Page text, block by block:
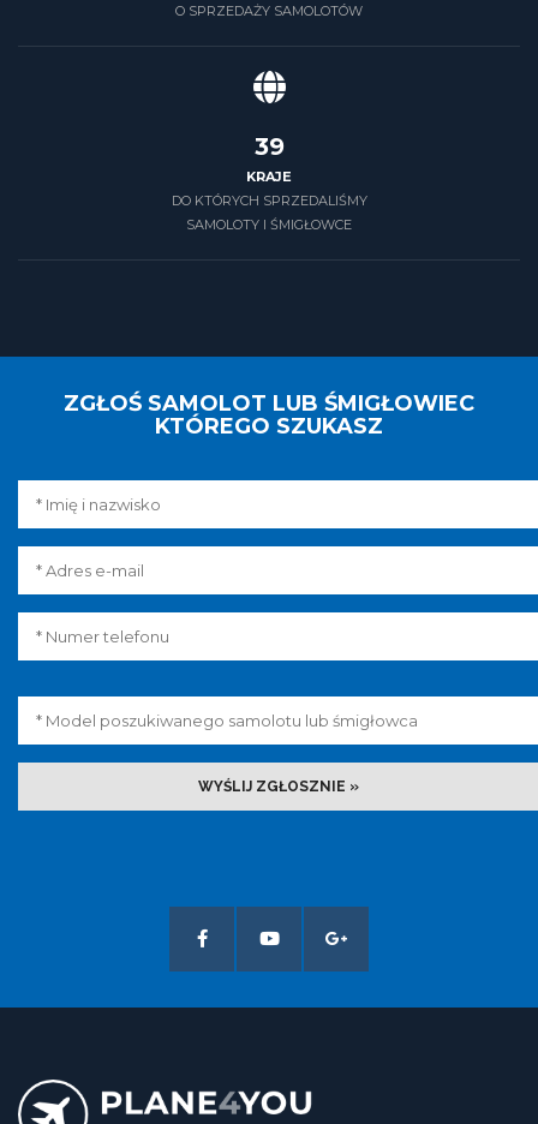
O SPRZEDAŻY SAMOLOTÓW
39
KRAJE
DO KTÓRYCH SPRZEDALIŚMY
SAMOLOTY I ŚMIGŁOWCE
ZGŁOŚ SAMOLOT LUB ŚMIGŁOWIEC
KTÓREGO SZUKASZ
WYŚLIJ ZGŁOSZNIE »